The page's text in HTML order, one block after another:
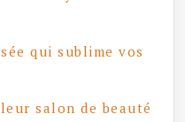
qui sublime vos
salon de beauté